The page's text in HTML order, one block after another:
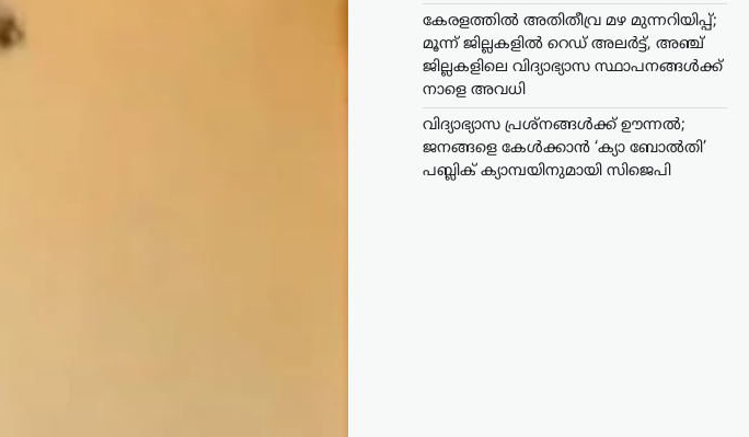
കേരളത്തിൽ അതിതീവ്ര മഴ മുന്നറിയിപ്പ്;
മൂന്ന് ജില്ലകളിൽ റെഡ് അലർട്ട്, അഞ്ച്
ജില്ലകളിലെ വിദ്യാഭ്യാസ സ്ഥാപനങ്ങൾക്ക്
നാളെ അവധി
വിദ്യാഭ്യാസ പ്രശ്നങ്ങൾക്ക് ഊന്നൽ;
ജനങ്ങളെ കേൾക്കാൻ ‘ക്യാ ബോൽതി’
പബ്ലിക് ക്യാമ്പയിനുമായി സിജെപി